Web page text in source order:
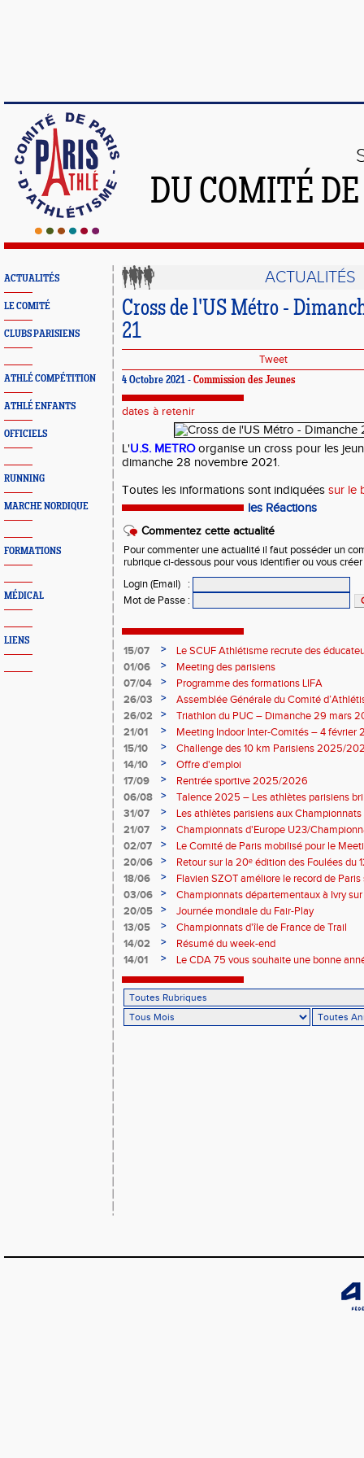
DU COMITÉ
ACTUALITÉS
LE COMITÉ
CLUBS PARISIENS
ATHLÉ COMPÉTITION
ATHLÉ ENFANTS
OFFICIELS
RUNNING
MARCHE NORDIQUE
FORMATIONS
MÉDICAL
LIENS
ACTUALITÉS
Cross de l'US Métro -
21
Tweet
4 Octobre 2021 - Commission des Jeunes
dates à retenir
L'U.S. METROorganise un cross pour les
dimanche 28 novembre 2021.
Toutes les informations sont indiquées sur le
les Réactions
Commentez cette actualité
Pour commenter une actualité il faut posséder un
rubrique ci-dessous pour vous identifier ou vous
Login (Email)
:
Mot de Passe :
15/07 >
Le SCUF Athlétisme recrute des
2026-2027 !
01/06 >
Meeting des parisiens
07/04
>
Programme des formations LIFA
26/03
>
Assemblée Générale du Comité
26/02
>
Triathlon du PUC – Dimanche 29 mars
21/01
>
Meeting Indoor Inter-Comités – 4 février
15/10
>
Challenge des 10 km Parisiens 2025/
14/10
>
Offre d'emploi
17/09
>
Rentrée sportive 2025/2026
06/08
>
Talence 2025 – Les athlètes parisiens
de France Élite
31/07 >
Les athlètes parisiens aux
21/07
>
Championnats d'Europe U23/
02/07
>
Le Comité de Paris mobilisé pour le
20/06
>
Retour sur la 20ᵉ édition des Foulées du
18/06
>
Flavien SZOT améliore le record de Paris
03/06
>
Championnats départementaux à Ivry
20/05
>
Journée mondiale du Fair-Play
13/05
>
Championnats d'île de France de Trail
14/02
>
Résumé du week-end
14/01
> Le CDA 75 vous souhaite une bonne